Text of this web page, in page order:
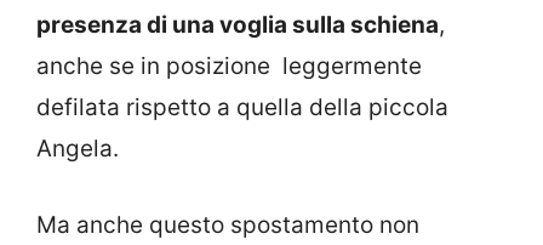
presenza di una voglia sulla schiena,
anche se in posizione leggermente
defilata rispetto a quella della piccola
Angela.
Ma anche questo spostamento non